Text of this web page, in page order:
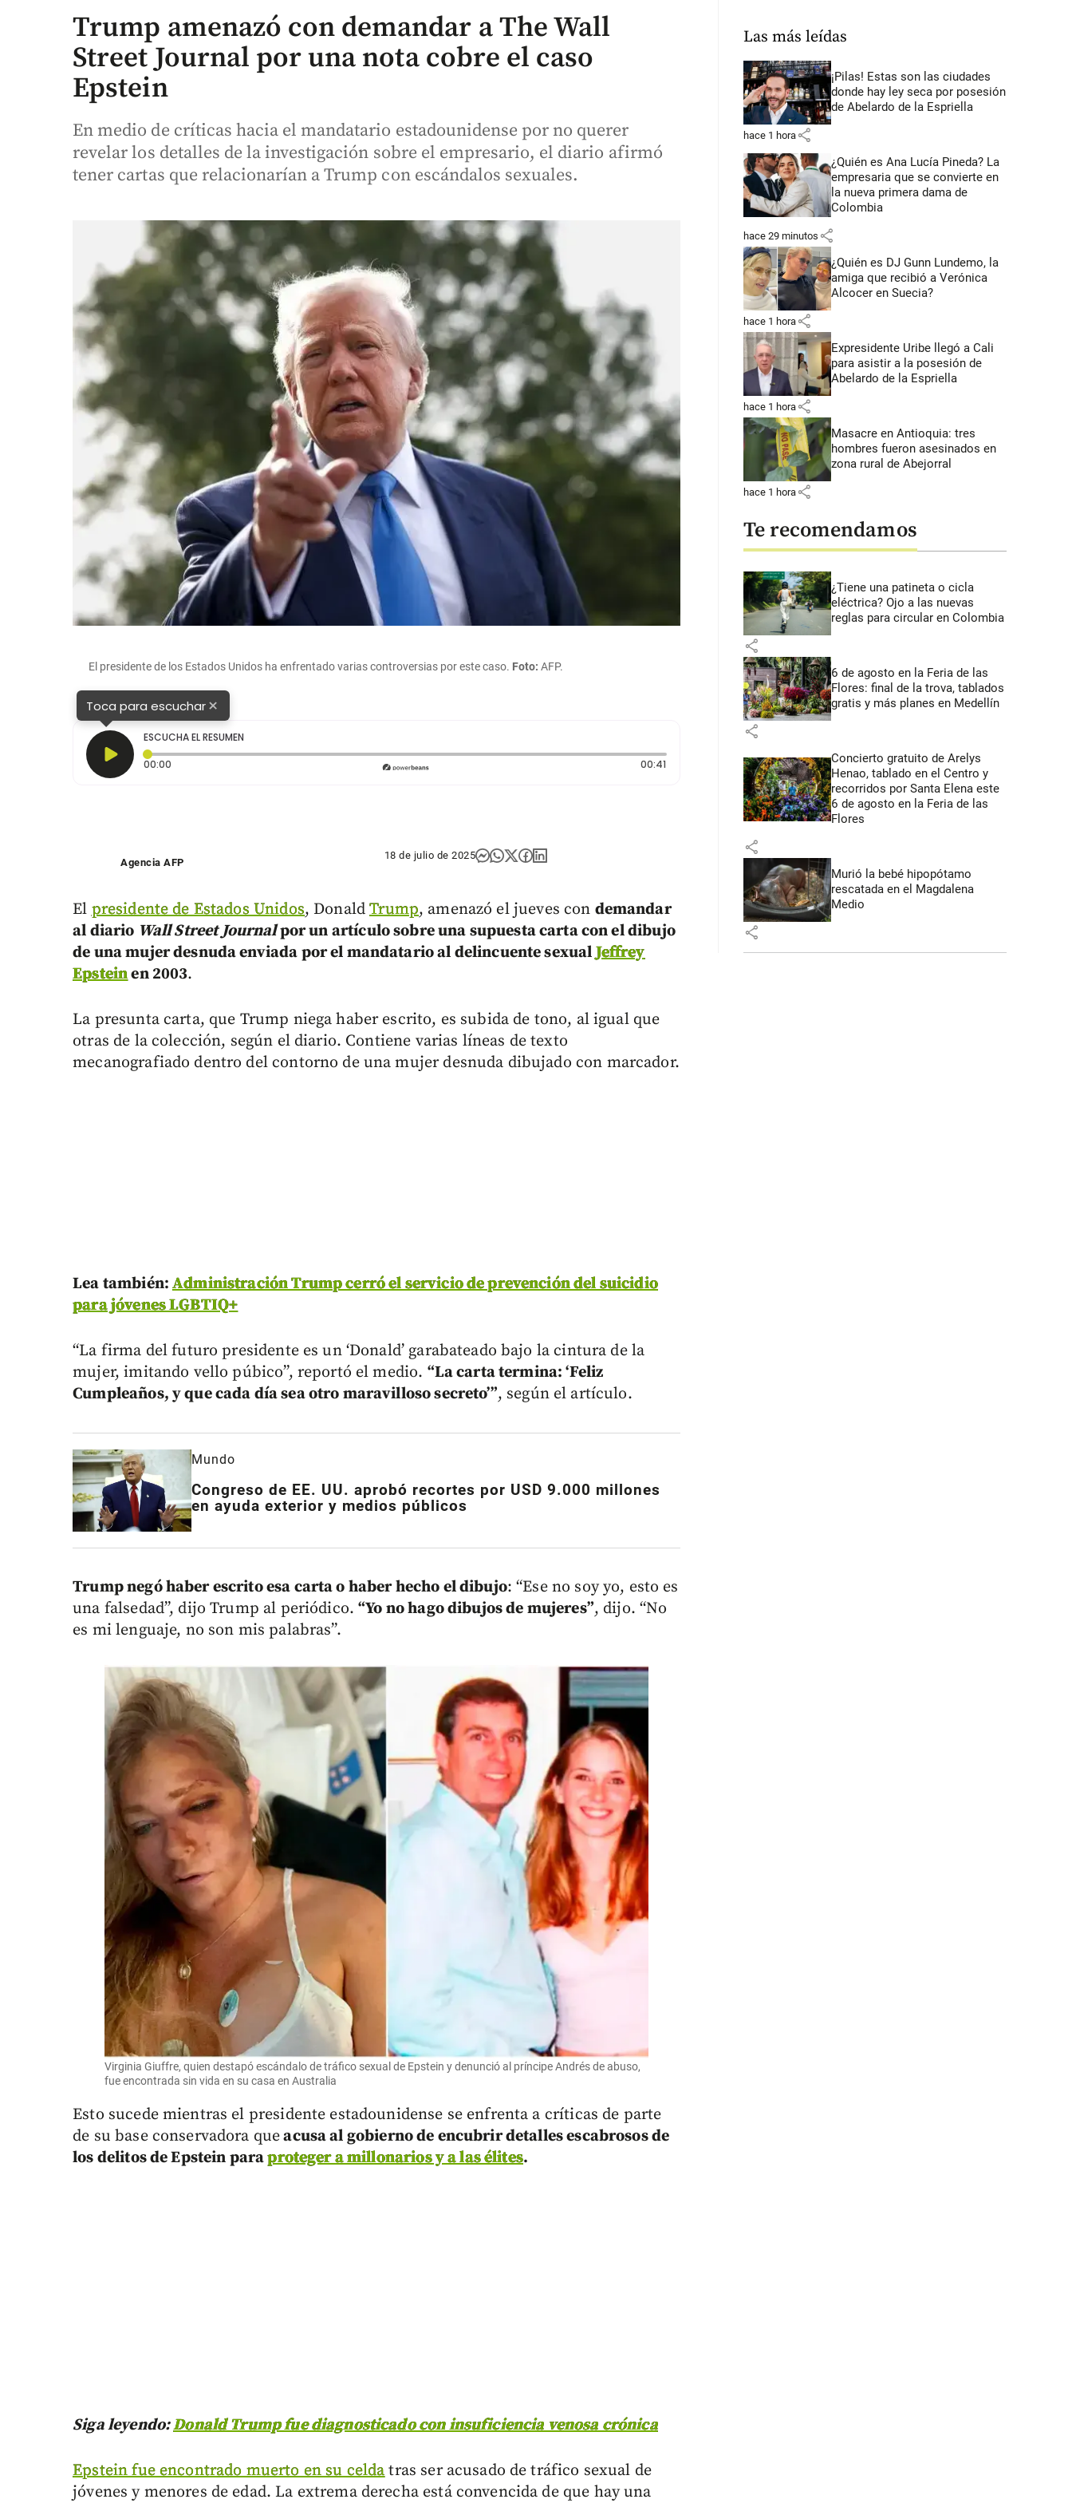
Trump amenazó con demandar a The Wall
Street Journal por una nota cobre el caso
Epstein
En medio de críticas hacia el mandatario estadounidense por no querer
revelar los detalles de la investigación sobre el empresario, el diario afirmó
tener cartas que relacionarían a Trump con escándalos sexuales.
El presidente de los Estados Unidos ha enfrentado varias controversias por este caso. Foto:AFP.
Toca para escuchar×
ESCUCHA EL RESUMEN
00:00
00:41Duración: 41 segundos
Agencia AFP
18 de julio de 2025
Elpresidente de Estados Unidos, DonaldTrump, amenazó el jueves con demandar
al diario Wall Street Journalpor un artículo sobre una supuesta carta con el dibujo
de una mujer desnuda enviada por el mandatario al delincuente sexualJeffrey
Epsteinen 2003.
La presunta carta, que Trump niega haber escrito, es subida de tono, al igual que
otras de la colección, según el diario. Contiene varias líneas de texto
mecanografiado dentro del contorno de una mujer desnuda dibujado con marcador.
Lea también:Administración Trump cerró el servicio de prevención del suicidio
para jóvenes LGBTIQ+
“La firma del futuro presidente es un ‘Donald’ garabateado bajo la cintura de la
mujer, imitando vello púbico”, reportó el medio. “La carta termina: ‘Feliz
Cumpleaños, y que cada día sea otro maravilloso secreto’”, según el artículo.
Mundo
Congreso de EE. UU. aprobó recortes por USD 9.000 millones
en ayuda exterior y medios públicos
Trump negó haber escrito esa carta o haber hecho el dibujo: “Ese no soy yo, esto es
una falsedad”, dijo Trump al periódico.“Yo no hago dibujos de mujeres”, dijo. “No
es mi lenguaje, no son mis palabras”.
Virginia Giuffre, quien destapó escándalo de tráfico sexual de Epstein y denunció al príncipe Andrés de abuso,
fue encontrada sin vida en su casa en Australia
Esto sucede mientras el presidente estadounidense se enfrenta a críticas de parte
de su base conservadora queacusa al gobierno de encubrir detalles escabrosos de
los delitos de Epstein paraproteger a millonarios y a las élites.
Siga leyendo:Donald Trump fue diagnosticado con insuficiencia venosa crónica
Epstein fue encontrado muerto en su celda tras ser acusado de tráfico sexual de
jóvenes y menores de edad. La extrema derecha está convencida de que hay una
Las más leídas
¡Pilas! Estas son las ciudades
donde hay ley seca por posesión
de Abelardo de la Espriella
hace 1 hora share
¿Quién es Ana Lucía Pineda? La
empresaria que se convierte en
la nueva primera dama de
Colombia
hace 29 minutos share
¿Quién es DJ Gunn Lundemo, la
amiga que recibió a Verónica
Alcocer en Suecia?
hace 1 hora share
Expresidente Uribe llegó a Cali
para asistir a la posesión de
Abelardo de la Espriella
hace 1 hora share
Masacre en Antioquia: tres
hombres fueron asesinados en
zona rural de Abejorral
hace 1 hora share
Te recomendamos
¿Tiene una patineta o cicla
eléctrica? Ojo a las nuevas
reglas para circular en Colombia
share
6 de agosto en la Feria de las
Flores: final de la trova, tablados
gratis y más planes en Medellín
share
Concierto gratuito de Arelys
Henao, tablado en el Centro y
recorridos por Santa Elena este
6 de agosto en la Feria de las
Flores
share
Murió la bebé hipopótamo
rescatada en el Magdalena
Medio
share